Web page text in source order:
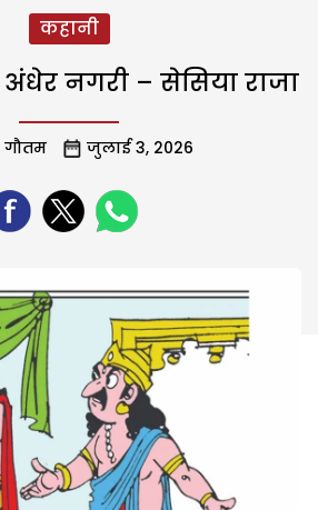
कहानी
अंधेर नगरी – सेसिया राजा
जुलाई 3, 2026